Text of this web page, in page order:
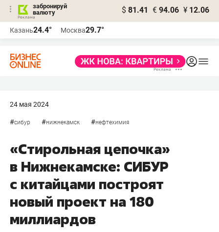
забронируй
валюту
$ 81.41 € 94.06 ¥ 12.06
Казань24.4° Москва29.7°
24 мая 2024
#сибур #нижнекамск #нефтехимия
«Стирольная цепочка»
в Нижнекамске: СИБУР
с китайцами построят
новый проект на 180
миллиардов